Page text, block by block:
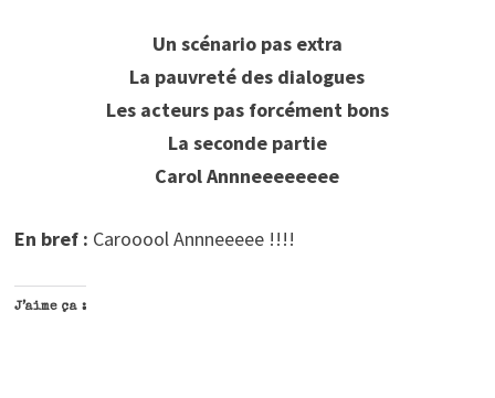
Un scénario pas extra
La pauvreté des dialogues
Les acteurs pas forcément bons
La seconde partie
Carol Annneeeeeeee
En bref : Carooool Annneeeee !!!!
J’aime ça :